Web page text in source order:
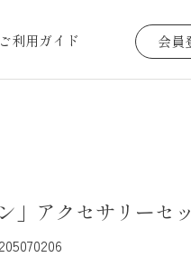
ご利用ガイド 会員
」アクセサリーセ